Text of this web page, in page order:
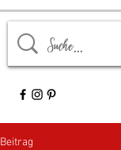
Beitrag